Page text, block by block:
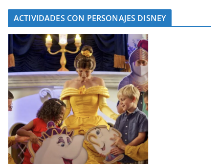
ACTIVIDADES CON PERSONAJES DISNEY